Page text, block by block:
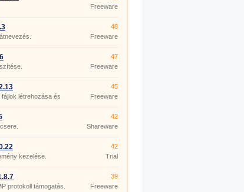
Freeware
48
Freeware
47
Freeware
fájlok létrehozása és
ASP.NET számára.
45
Freeware
42
Shareware
kezelése.
42
Trial
protokoll támogatás.
39
Freeware